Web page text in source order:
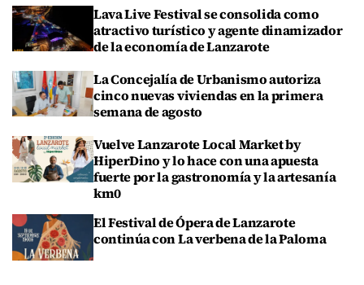
Lava Live Festival se consolida como
atractivo turístico y agente dinamizador
de la economía de Lanzarote
La Concejalía de Urbanismo autoriza
cinco nuevas viviendas en la primera
semana de agosto
Vuelve Lanzarote Local Market by
HiperDino y lo hace con una apuesta
fuerte por la gastronomía y la artesanía
km0
El Festival de Ópera de Lanzarote
continúa con La verbena de la Paloma